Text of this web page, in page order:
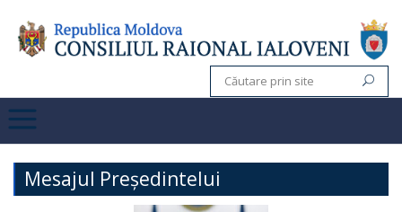
Mesajul Președintelui